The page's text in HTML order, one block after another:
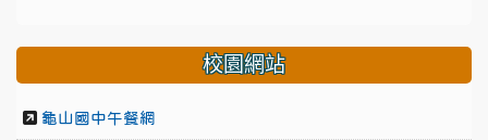
校園網站
龜山國中午餐網